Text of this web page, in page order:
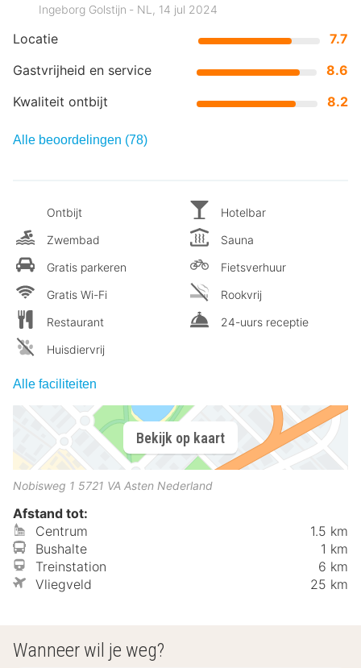
Locatie
7.7
Gastvrijheid en service
8.6
Kwaliteit ontbijt
8.2
Ingeborg Golstijn ‐ NL, 14 jul 2024
Alle beoordelingen (78)
Ontbijt
Zwembad
Gratis parkeren
Gratis Wi-Fi
Restaurant
Huisdiervrij
Hotelbar
Sauna
Fietsverhuur
Rookvrij
24-uurs receptie
Alle faciliteiten
Bekijk op kaart
Nobisweg 1 5721 VA Asten Nederland
Afstand tot:
Centrum
1.5 km
Bushalte
1 km
Treinstation
6 km
Vliegveld
25 km
Wanneer wil je weg?